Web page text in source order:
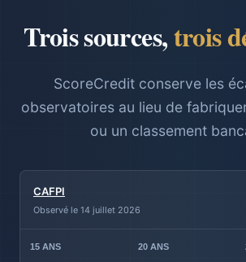
Trois sources,trois
ScoreCredit conserve les
observatoires au lieu de
ou un classement
CAFPI
Observé le 14 juillet 2026